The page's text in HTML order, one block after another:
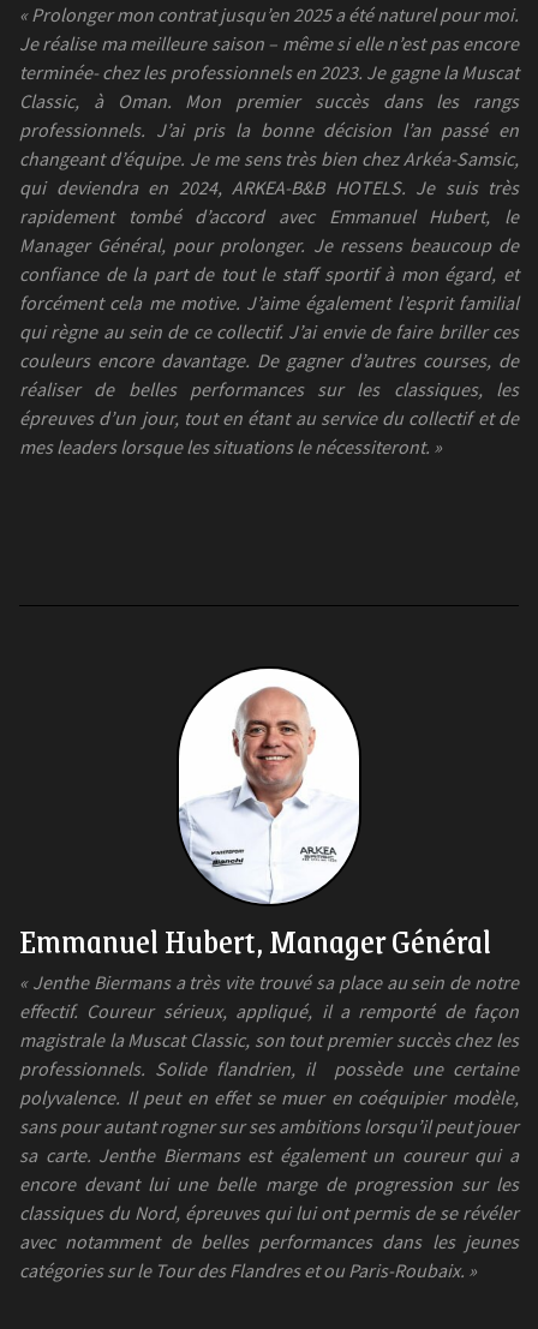
« Prolonger mon contrat jusqu’en 2025 a été naturel pour moi.
Je réalise ma meilleure saison – même si elle n’est pas encore
terminée- chez les professionnels en 2023. Je gagne la Muscat
Classic, à Oman. Mon premier succès dans les rangs
professionnels. J’ai pris la bonne décision l’an passé en
changeant d’équipe. Je me sens très bien chez Arkéa-Samsic,
qui deviendra en 2024, ARKEA-B&B HOTELS. Je suis très
rapidement tombé d’accord avec Emmanuel Hubert, le
Manager Général, pour prolonger. Je ressens beaucoup de
confiance de la part de tout le staff sportif à mon égard, et
forcément cela me motive. J’aime également l’esprit familial
qui règne au sein de ce collectif. J’ai envie de faire briller ces
couleurs encore davantage. De gagner d’autres courses, de
réaliser de belles performances sur les classiques, les
épreuves d’un jour, tout en étant au service du collectif et de
mes leaders lorsque les situations le nécessiteront. »
Emmanuel Hubert, Manager Général
« Jenthe Biermans a très vite trouvé sa place au sein de notre
effectif. Coureur sérieux, appliqué, il a remporté de façon
magistrale la Muscat Classic, son tout premier succès chez les
professionnels. Solide flandrien, il
possède une certaine
polyvalence. Il peut en effet se muer en coéquipier modèle,
sans pour autant rogner sur ses ambitions lorsqu’il peut jouer
sa carte. Jenthe Biermans est également un coureur qui a
encore devant lui une belle marge de progression sur les
classiques du Nord, épreuves qui lui ont permis de se révéler
avec notamment de belles performances dans les jeunes
catégories sur le Tour des Flandres et ou Paris-Roubaix. »